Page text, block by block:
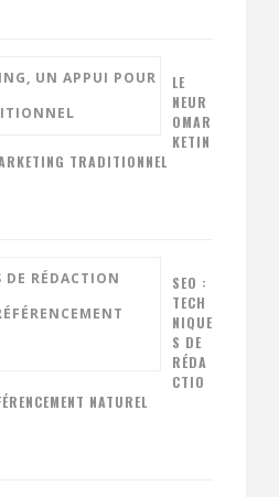
LE
NEUR
OMAR
KETIN
TRADITIONNEL
SEO :
TECH
NIQUE
S DE
RÉDA
CTIO
NATUREL